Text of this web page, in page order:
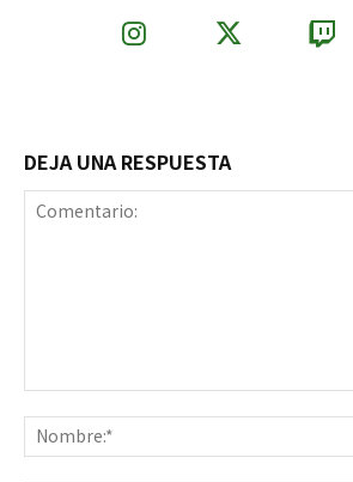
DEJA UNA RESPUESTA